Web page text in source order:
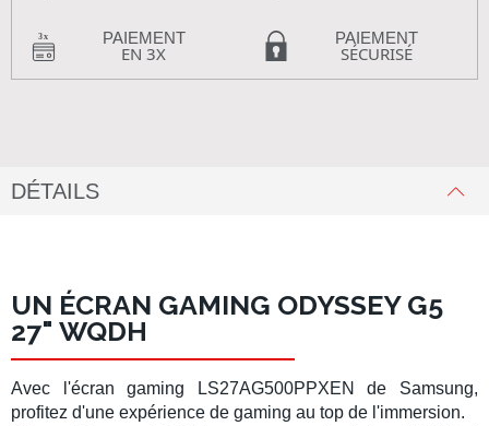
PAIEMENT
EN 3X
PAIEMENT
SÉCURISÉ
DÉTAILS
UN ÉCRAN GAMING ODYSSEY G5
27" WQDH
Avec l'écran gaming LS27AG500PPXENde Samsung,
profitez d'une expérience de gaming au top de l'immersion.